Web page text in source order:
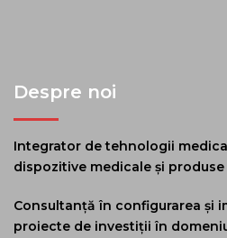
Despre noi
Integrator de tehnologii
dispozitive medicale și
Consultanță în configurarea și
proiecte de investiții în